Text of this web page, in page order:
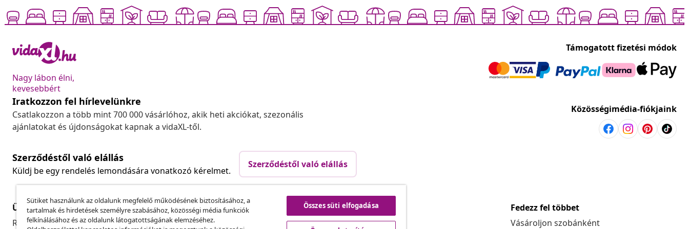
Nagy lábon élni,
kevesebbért
Támogatott fizetési módok
Iratkozzon fel hírlevelünkre
Csatlakozzon a több mint 700 000 vásárlóhoz, akik heti akciókat, szezonális
ajánlatokat és újdonságokat kapnak a vidaXL-től.
Közösségimédia-fiókjaink
Szerződéstől való elállás
Küldj be egy rendelés lemondására vonatkozó kérelmet.
Szerződéstől való elállás
Ügyfélszolgálat
Rendelés nyomon követése
Üzlet
Partnerprogram
vidaXL
A vidaXL-ről
Fedezz fel többet
Vásároljon szobánként
Sütiket használunk az oldalunk megfelelő működésének biztosításához, a
tartalmak és hirdetések személyre szabásához, közösségi média funkciók
felkínálásához és az oldalunk látogatottságának elemzéséhez.
Összes süti elfogadása